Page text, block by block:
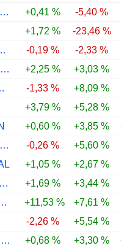
FRESENIUS MEDICAL CARE AG
+0,41 % -5,40 %
+1,72 % -23,46 %
LIMITED
-0,19 % -2,33 %
UNIVERSAL HEALTH SERVICES, INC.
+2,25 % +3,03 %
TBK
-1,33 % +8,09 %
+3,79 % +5,28 %
+0,60 % +3,85 %
SOTERA HEALTH COMPANY
-0,26 % +5,60 %
+1,05 % +2,67 %
LIFESTANCE HEALTH GROUP, INC.
+1,69 % +3,44 %
HOLDINGS PARENT, INC.
+11,53 % +7,61 %
-2,26 % +5,54 %
OPTION CARE HEALTH, INC.
+0,68 % +3,30 %